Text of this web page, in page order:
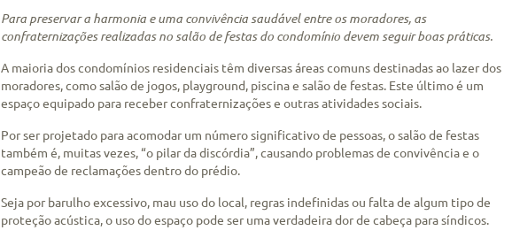
Para preservar a harmonia e uma convivência saudável entre os moradores, as
confraternizações realizadas no salão de festas do condomínio devem seguir boas práticas.
A maioria dos condomínios residenciais têm diversas áreas comuns destinadas ao lazer dos
moradores, como salão de jogos, playground, piscina e salão de festas. Este último é um
espaço equipado para receber confraternizações e outras atividades sociais.
Por ser projetado para acomodar um número significativo de pessoas, o salão de festas
também é, muitas vezes, “o pilar da discórdia”, causando problemas de convivência e o
campeão de reclamações dentro do prédio.
Seja por barulho excessivo, mau uso do local, regras indefinidas ou falta de algum tipo de
proteção acústica, o uso do espaço pode ser uma verdadeira dor de cabeça para síndicos.